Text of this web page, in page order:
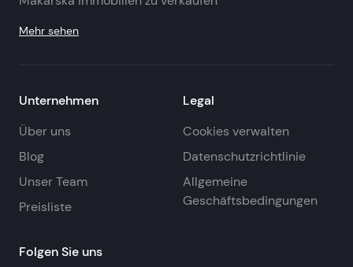
Mehr sehen
Unternehmen
Über uns
Blog
Unser Team
Preisliste
Legal
Cookies verwalten
Datenschutzrichtlinie
Allgemeine
Geschäftsbedingungen
Folgen Sie uns